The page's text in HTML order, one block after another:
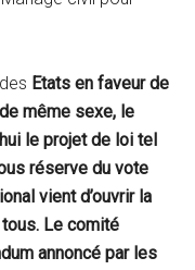
Etats en faveur de
même sexe, le
le projet de loi tel
réserve du vote
vient d’ouvrir la
Le comité
annoncé par les